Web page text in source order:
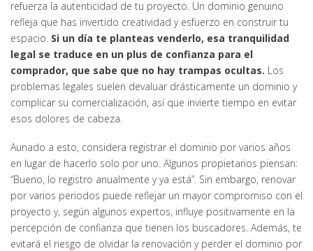
refuerza la autenticidad de tu proyecto. Un dominio genuino
refleja que has invertido creatividad y esfuerzo en construir tu
espacio. Si un día te planteas venderlo, esa tranquilidad
legal se traduce en un plus de confianza para el
comprador, que sabe que no hay trampas ocultas. Los
problemas legales suelen devaluar drásticamente un dominio y
complicar su comercialización, así que invierte tiempo en evitar
esos dolores de cabeza.
Aunado a esto, considera registrar el dominio por varios años
en lugar de hacerlo solo por uno. Algunos propietarios piensan:
“Bueno, lo registro anualmente y ya está”. Sin embargo, renovar
por varios periodos puede reflejar un mayor compromiso con el
proyecto y, según algunos expertos, influye positivamente en la
percepción de confianza que tienen los buscadores. Además, te
evitará el riesgo de olvidar la renovación y perder el dominio por